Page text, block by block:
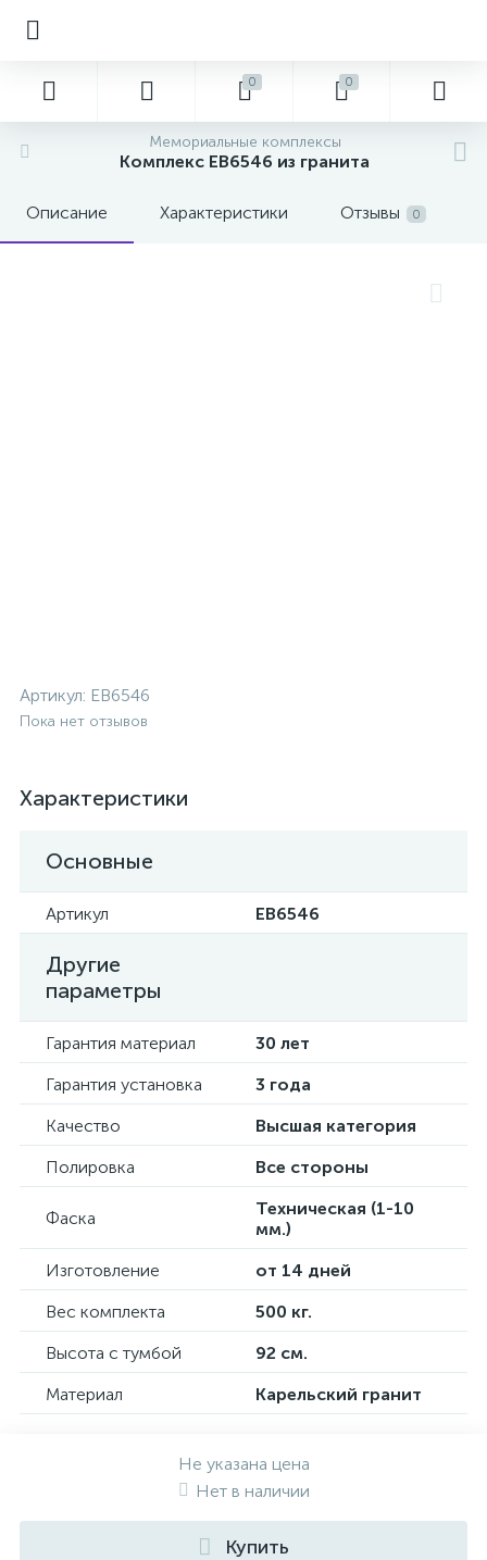
0 0
Мемориальные комплексы
Комплекс EB6546 из гранита
Описание Характеристики Отзывы 0
Артикул: EB6546
Пока нет отзывов
Характеристики
Основные
Артикул EB6546
Другие
параметры
Гарантия материал
30 лет
Гарантия установка
3 года
Качество
Высшая категория
Полировка
Все стороны
Фаска
Техническая (1-10
мм.)
Изготовление
от 14 дней
Вес комплекта
500 кг.
Высота с тумбой
92 см.
Материал
Карельский гранит
Не указана цена
Нет в наличии
Купить